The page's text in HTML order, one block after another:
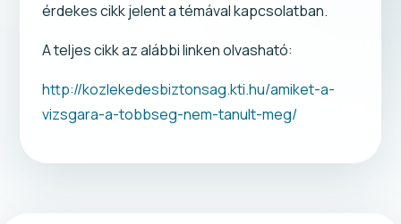
érdekes cikk jelent a témával kapcsolatban.
A teljes cikk az alábbi linken olvasható:
http://kozlekedesbiztonsag.kti.hu/amiket-a-
vizsgara-a-tobbseg-nem-tanult-meg/